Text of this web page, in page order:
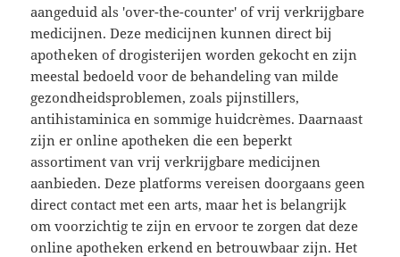
aangeduid als 'over-the-counter' of vrij verkrijgbare
medicijnen. Deze medicijnen kunnen direct bij
apotheken of drogisterijen worden gekocht en zijn
meestal bedoeld voor de behandeling van milde
gezondheidsproblemen, zoals pijnstillers,
antihistaminica en sommige huidcrèmes. Daarnaast
zijn er online apotheken die een beperkt
assortiment van vrij verkrijgbare medicijnen
aanbieden. Deze platforms vereisen doorgaans geen
direct contact met een arts, maar het is belangrijk
om voorzichtig te zijn en ervoor te zorgen dat deze
online apotheken erkend en betrouwbaar zijn. Het